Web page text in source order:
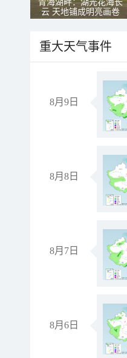
青海湖畔：湖光花海长
云 天地铺成明亮画卷
重大天气事件
8月9日
8月8日
8月7日
8月6日